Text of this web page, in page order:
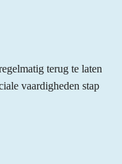
terug te laten
vaardigheden stap